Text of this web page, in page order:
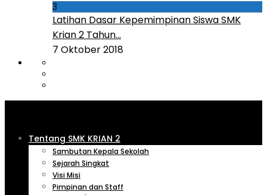
3
Latihan Dasar Kepemimpinan Siswa SMK
Krian 2 Tahun...
7 Oktober 2018
Tentang SMK KRIAN 2
Sambutan Kepala Sekolah
Sejarah Singkat
Visi Misi
Pimpinan dan Staff